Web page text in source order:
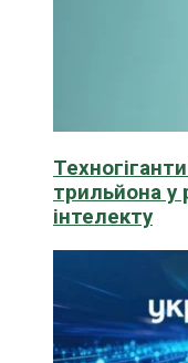
трильйона у
інтелекту